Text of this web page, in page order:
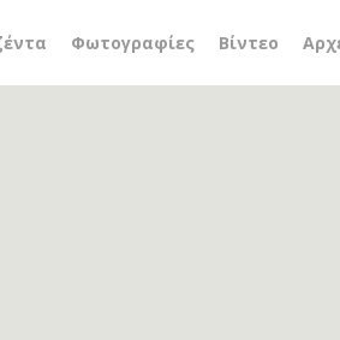
Φωτογραφίες Βίντεο
Κourion